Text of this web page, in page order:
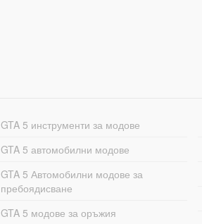
GTA 5 инструменти за модове
GTA 5 автомобилни модове
GTA 5 Автомобилни модове за
пребоядисване
GTA 5 модове за оръжия